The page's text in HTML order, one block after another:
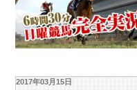
2017年03月15日